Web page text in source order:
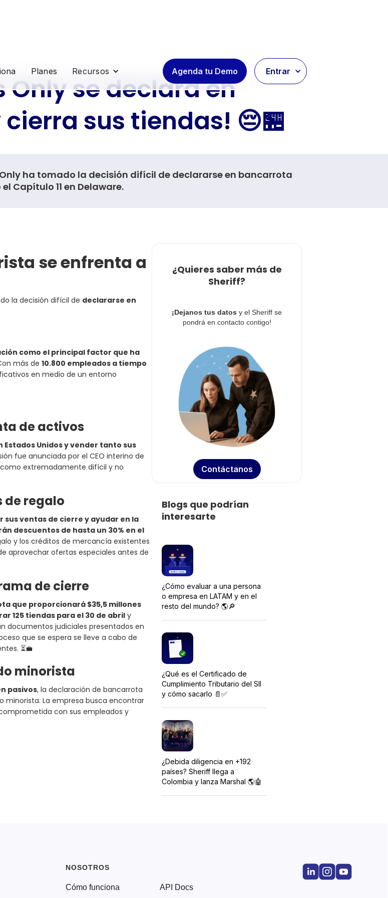
Planes Recursos Agenda tu Demo Entrar
Only se declara en
sus tiendas! 😔🏪
ha tomado la decisión difícil de declararse en bancarrota
Capítulo 11 en Delaware.
se enfrenta a
la decisión difícil de declararse en
como el principal factor que ha
más de 10.800 empleados a tiempo
en medio de un entorno
de activos
Estados Unidos y vender tanto sus
fue anunciada por el CEO interino de
extremadamente difícil y no
de regalo
sus ventas de cierre y ayudar en la
descuentos de hasta un 30% en el
y los créditos de mercancía existentes
aprovechar ofertas especiales antes de
de cierre
que proporcionará $35,5 millones
125 tiendas para el 30 de abrily
documentos judiciales presentados en
que se espera se lleve a cabo de
⏳💼
minorista
pasivos, la declaración de bancarrota
minorista. La empresa busca encontrar
con sus empleados y
¿Quieres saber más de
Sheriff?
¡Dejanos tus datos y el Sheriff se
pondrá en contacto contigo!
Contáctanos
Blogs que podrían
interesarte
¿Cómo evaluar a una persona
o empresa en LATAM y en el
resto del mundo? 🌎🔎
¿Qué es el Certificado de
Cumplimiento Tributario del SII
y cómo sacarlo 📄✅
¿Debida diligencia en +192
países? Sheriff llega a
Colombia y lanza Marshal 🌎🤖
NOSOTROS
Cómo funciona API Docs